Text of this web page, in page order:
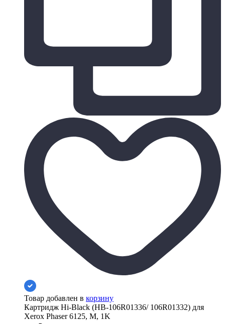
Товар добавлен в корзину
Картридж Hi-Black (HB-106R01336/ 106R01332) для
Xerox Phaser 6125, M, 1K